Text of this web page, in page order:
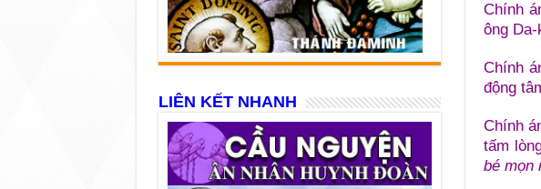
Chính
ông
Chính
động
Chính
tấm
bé mọn
LIÊN KẾT NHANH